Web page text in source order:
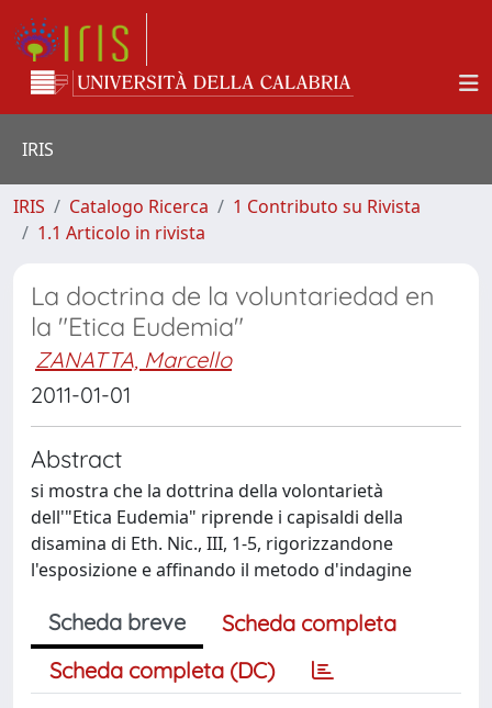
IRIS
IRIS Catalogo Ricerca
1 Contributo su Rivista
1.1 Articolo in rivista
La doctrina de la voluntariedad en
la "Etica Eudemia"
ZANATTA, Marcello
2011-01-01
Abstract
si mostra che la dottrina della volontarietà
dell'"Etica Eudemia" riprende i capisaldi della
disamina di Eth. Nic., III, 1-5, rigorizzandone
l'esposizione e affinando il metodo d'indagine
Scheda breve
Scheda completa
Scheda completa (DC)